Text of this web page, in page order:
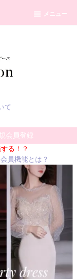
メニュー
て
会員登録
る！？
会員機能とは？